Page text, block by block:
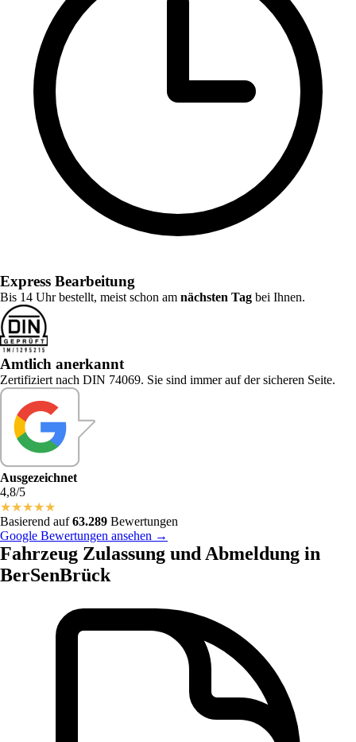
Express Bearbeitung
Bis 14 Uhr bestellt, meist schon am nächsten Tag bei Ihnen.
Amtlich anerkannt
Zertifiziert nach DIN 74069. Sie sind immer auf der sicheren Seite.
Ausgezeichnet
4,8/5
★★★★★
Basierend auf63.289 Bewertungen
Google Bewertungen ansehen →
Fahrzeug Zulassung und Abmeldung in
BerSenBrück